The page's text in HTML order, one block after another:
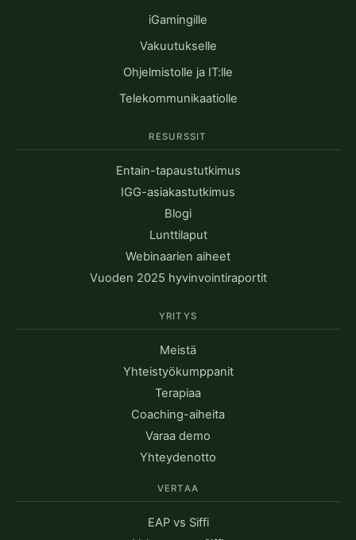
iGamingille
Vakuutukselle
Ohjelmistolle ja IT:lle
Telekommunikaatiolle
RESURSSIT
Entain-tapaustutkimus
IGG-asiakastutkimus
Blogi
Lunttilaput
Webinaarien aiheet
Vuoden 2025 hyvinvointiraportit
YRITYS
Meistä
Yhteistyökumppanit
Terapiaa
Coaching-aiheita
Varaa demo
Yhteydenotto
VERTAA
EAP vs Siffi